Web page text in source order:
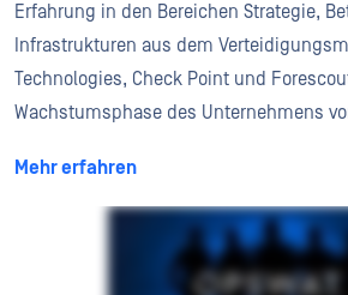
Erfahrung in den Bereichen Strategie,
Infrastrukturen aus dem
Technologies, Check Point und
Wachstumsphase des Unternehmens
Mehr erfahren